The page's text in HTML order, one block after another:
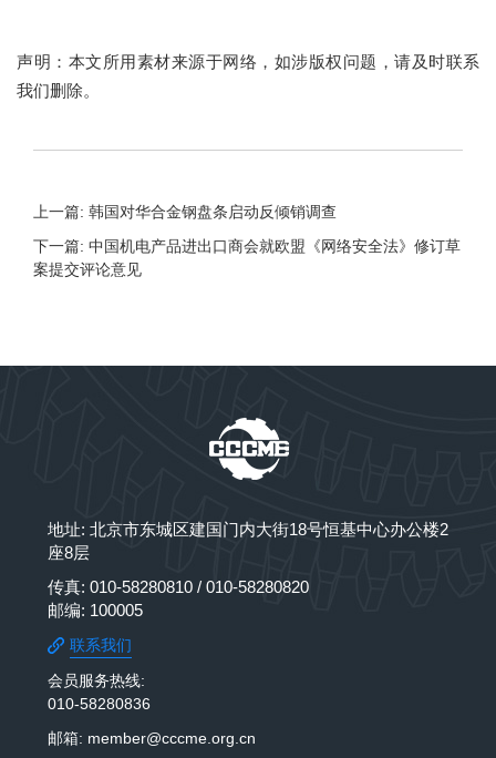
声明：本文所用素材来源于网络，如涉版权问题，请及时联系
我们删除。
上一篇: 韩国对华合金钢盘条启动反倾销调查
下一篇: 中国机电产品进出口商会就欧盟《网络安全法》修订草
案提交评论意见
地址: 北京市东城区建国门内大街18号恒基中心办公楼2
座8层
传真: 010-58280810 / 010-58280820
邮编: 100005
联系我们
会员服务热线:
010-58280836
邮箱: member@cccme.org.cn